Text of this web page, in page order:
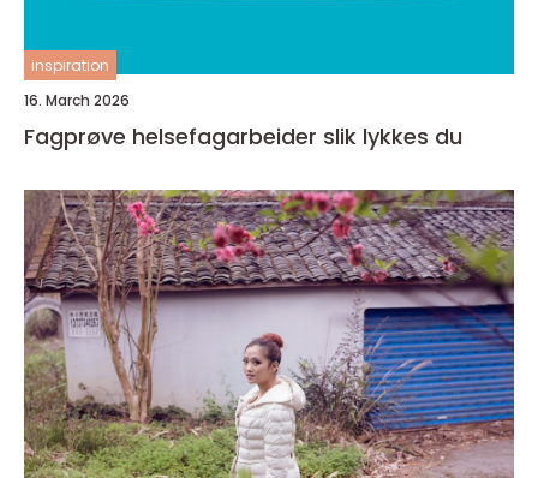
inspiration
16. March 2026
Fagprøve helsefagarbeider slik lykkes du